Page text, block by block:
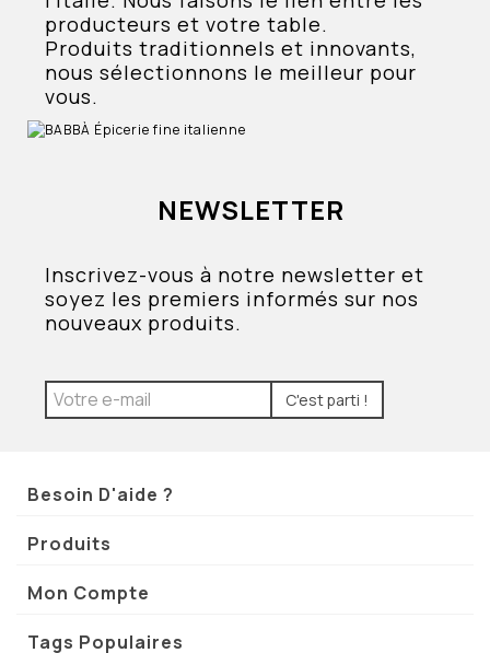
producteurs et votre table.
Produits traditionnels et innovants,
nous sélectionnons le meilleur pour
vous.
NEWSLETTER
Inscrivez-vous à notre newsletter et
soyez les premiers informés sur nos
nouveaux produits.
C'est parti !
Besoin D'aide ?
Produits
Mon Compte
Tags Populaires